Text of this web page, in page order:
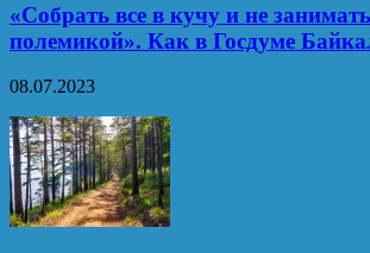
«Собрать все в кучу и не
полемикой». Как в Госдуме
08.07.2023